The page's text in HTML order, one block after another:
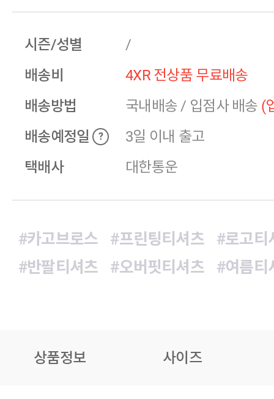
시즌/성별
/
배송비
4XR 전상품 무료배송
배송방법
국내배송 / 입점사 배송 (
배송예정일
?
3일 이내 출고
택배사
대한통운
#카고브로스 #프린팅티셔츠
#로고티
#반팔티셔츠
#오버핏티셔츠 #여름티
상품정보 사이즈